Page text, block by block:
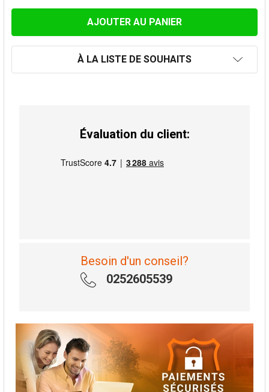
À LA LISTE DE SOUHAITS
Évaluation du client:
Besoin d'un conseil?
0252605539